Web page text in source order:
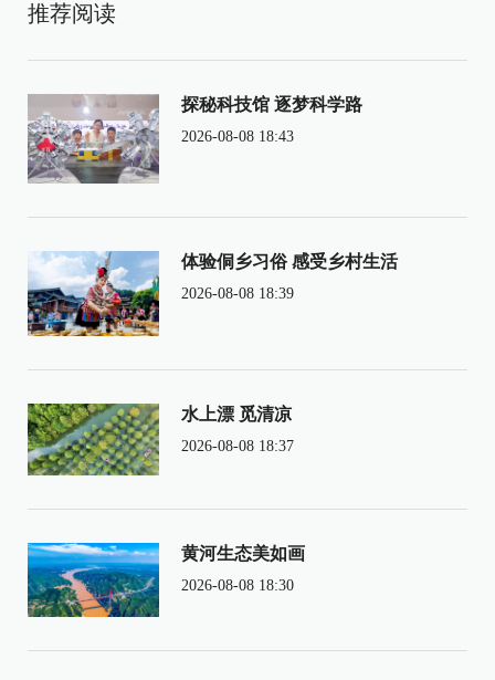
推荐阅读
探秘科技馆 逐梦科学路
2026-08-08 18:43
体验侗乡习俗 感受乡村生活
2026-08-08 18:39
水上漂 觅清凉
2026-08-08 18:37
黄河生态美如画
2026-08-08 18:30